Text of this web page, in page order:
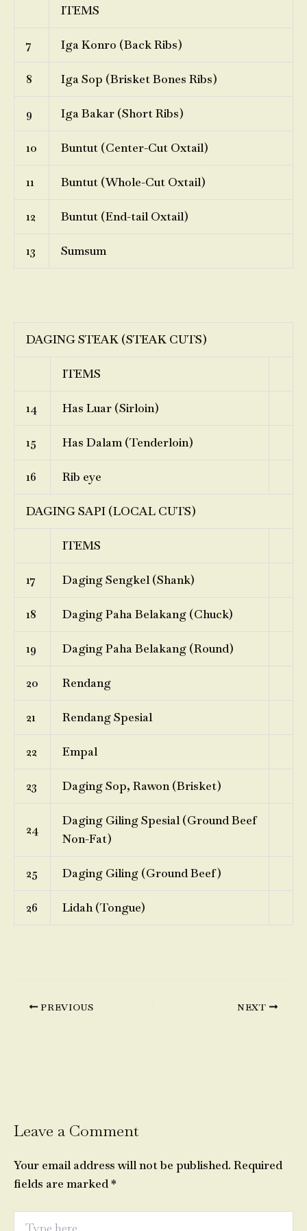
ITEMS
7 Iga Konro (Back Ribs)
8 Iga Sop (Brisket Bones Ribs)
9 Iga Bakar (Short Ribs)
10 Buntut (Center-Cut Oxtail)
11 Buntut (Whole-Cut Oxtail)
12 Buntut (End-tail Oxtail)
13 Sumsum
DAGING STEAK (STEAK CUTS)
ITEMS
14 Has Luar (Sirloin)
15 Has Dalam (Tenderloin)
16 Rib eye
DAGING SAPI (LOCAL CUTS)
ITEMS
17 Daging Sengkel (Shank)
18 Daging Paha Belakang (Chuck)
19 Daging Paha Belakang (Round)
20 Rendang
21 Rendang Spesial
22 Empal
23 Daging Sop, Rawon (Brisket)
24
Daging Giling Spesial (Ground Beef
Non-Fat)
25 Daging Giling (Ground Beef)
26 Lidah (Tongue)
PREVIOUS NEXT
Leave a Comment
Your email address will not be published. Required
fields are marked*